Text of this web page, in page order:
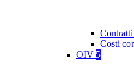
Costi
OIV 5